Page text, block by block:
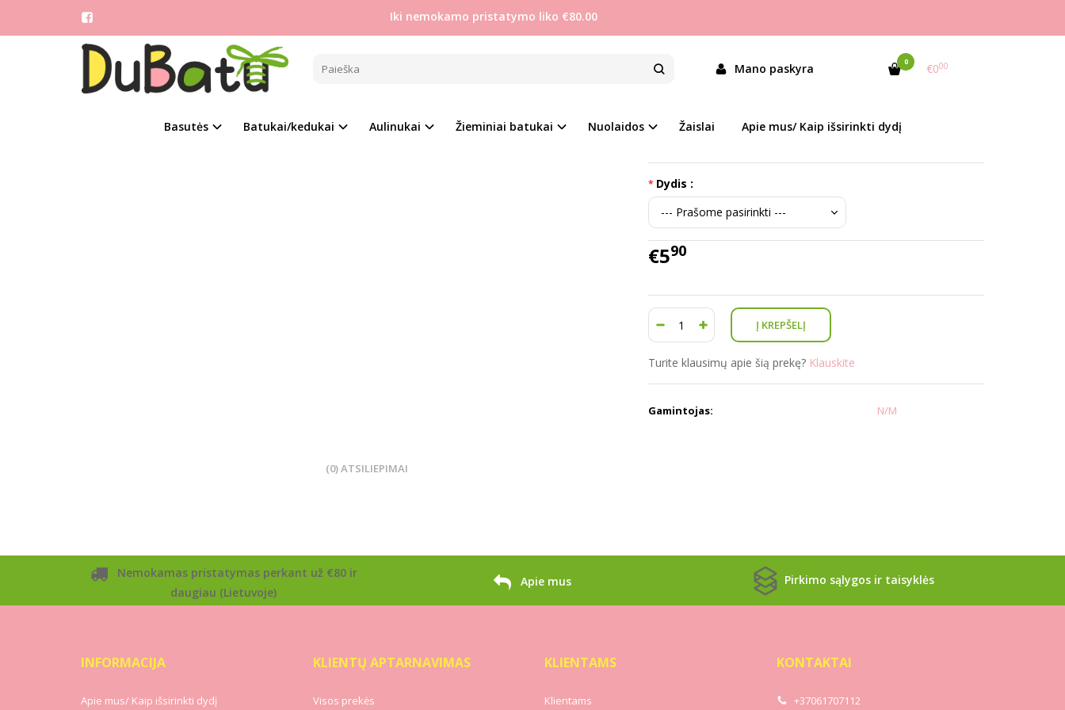
Iki nemokamo pristatymo liko €80.00
Mano paskyra 0 €000
Basutės Batukai/kedukai Aulinukai Žieminiai batukai Nuolaidos Žaislai Apie mus/ Kaip išsirinkti dydį
CROCS TIPO UŽDARI SANDALIUKAI 20-29
Į PALYGINIMĄ Į NORŲ SĄRAŠĄ
Prekės kodas:
6326 Navy
Dydis :
€590
Turite klausimų apie šią prekę? Klauskite
Gamintojas: N/M
(0) ATSILIEPIMAI
Nemokamas pristatymas perkant už €80 ir
daugiau (Lietuvoje)
Apie mus Pirkimo sąlygos ir taisyklės
INFORMACIJA
Apie mus/ Kaip išsirinkti dydį
KLIENTŲ APTARNAVIMAS
Visos prekės
KLIENTAMS
Klientams
KONTAKTAI
+37061707112